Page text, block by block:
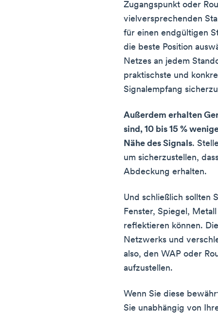
Zugangspunkt oder
vielversprechenden
für einen endgültigen
die beste Position
Netzes an jedem
praktischste und
Signalempfang
Außerdem erhalten
sind, 10 bis 15 %
Nähe des Signals.
um sicherzustellen,
Abdeckung erhalten.
Und schließlich sollten
Fenster, Spiegel,
reflektieren können.
Netzwerks und
also, den WAP oder
aufzustellen.
Wenn Sie diese
Sie unabhängig von